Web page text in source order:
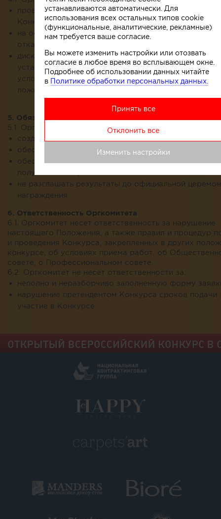
проверить достоверность предоставляемой
Конкурса информации;
на основании несоответствия требованиям
отказать участнику в участии в Конкурсе;
дисквалифицировать участников за нарушение
установленных правил и за несоответствие
условиям проведения Конкурса, а также за
ложной информации.
5. Обязанности Оргкомитета
5.1. Оргкомитет Конкурса обязан:
создать равные условия для всех участников;
обеспечить гласность проведения;
обеспечить сохранение конфиденциальности
полученных от участников;
не разглашать результаты до официальной
награждения.
6. Ответственность Оргкомитета
6.1. Оргкомитет несет ответственность за нарушение
настоящего Положения, а также правил и процедур
и проведения Конкурса, закрепленных в других
конкурсе, об условиях приема работ, об
совете, о Профессиональном совете.
6.2. Оргкомитет не несет ответственности за:
неполно и неразборчиво заполненную форму
нарушение претендентом Конкурса сроков подачи
участие в Конкурсе.
устанавливаются автоматически. Для
использования всех остальных типов cookie
(функциональные, аналитические, рекламные)
нам требуется ваше согласие.
Вы можете изменить настройки или отозвать
согласие в любое время во всплывающем окне.
Подробнее об использовании данных читайте
в Политике обработки персональных данных.
Принять все
Отклонить все
Изменить настройки